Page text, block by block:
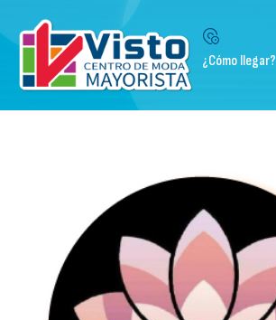
¿Cómo llegar?